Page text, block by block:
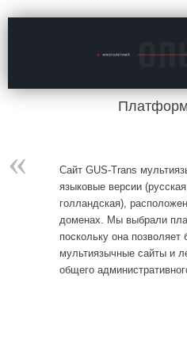
«
Сайт GUS-Trans
языковые версии
голландская),
доменах. Мы выбрали
поскольку она позволяет
мультиязычные сайты и
общего